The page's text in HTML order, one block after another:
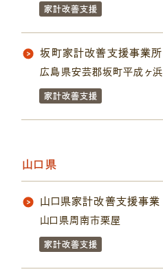
家計改善支援
坂町家計改善支援事業所
広島県安芸郡坂町平成ヶ浜
家計改善支援
山口県
山口県家計改善支援事業
山口県周南市栗屋
家計改善支援